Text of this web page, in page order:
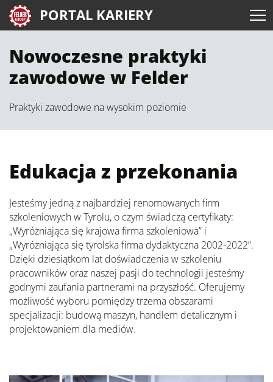
PORTAL KARIERY
Nowoczesne praktyki
zawodowe w Felder
Praktyki zawodowe na wysokim poziomie
Edukacja z przekonania
Jesteśmy jedną z najbardziej renomowanych firm
szkoleniowych w Tyrolu, o czym świadczą certyfikaty:
„Wyróżniająca się krajowa firma szkoleniowa” i
„Wyróżniająca się tyrolska firma dydaktyczna 2002-2022”.
Dzięki dziesiątkom lat doświadczenia w szkoleniu
pracowników oraz naszej pasji do technologii jesteśmy
godnymi zaufania partnerami na przyszłość. Oferujemy
możliwość wyboru pomiędzy trzema obszarami
specjalizacji: budową maszyn, handlem detalicznym i
projektowaniem dla mediów.